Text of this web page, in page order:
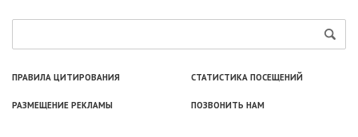
ПРАВИЛА ЦИТИРОВАНИЯ СТАТИСТИКА ПОСЕЩЕНИЙ
РАЗМЕЩЕНИЕ РЕКЛАМЫ ПОЗВОНИТЬ НАМ